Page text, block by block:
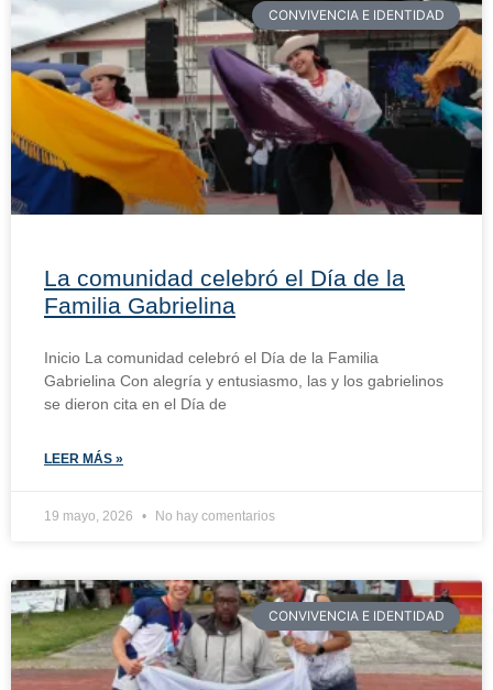
CONVIVENCIA E IDENTIDAD
La comunidad celebró el Día de la
Familia Gabrielina
Inicio La comunidad celebró el Día de la Familia
Gabrielina Con alegría y entusiasmo, las y los gabrielinos
se dieron cita en el Día de
LEER MÁS »
19 mayo, 2026 No hay comentarios
CONVIVENCIA E IDENTIDAD